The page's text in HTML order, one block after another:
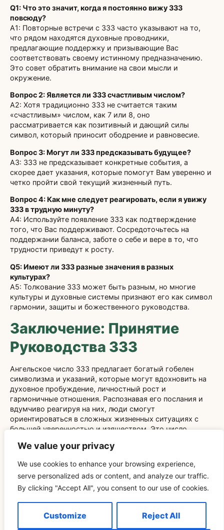
We value your privacy
We use cookies to enhance your browsing experience,
serve personalized ads or content, and analyze our traffic.
By clicking "Accept All", you consent to our use of cookies.
Customize Reject All
Q1: Что это значит, когда я постоянно вижу 333
повсюду?
А1: Повторные встречи с 333 часто указывают на то,
что рядом находятся духовные проводники,
предлагающие поддержку и призывающие Вас
соответствовать своему истинному предназначению.
Это совет обратить внимание на свои мысли и
окружение.
Вопрос 2: Является ли 333 счастливым числом?
A2: Хотя традиционно 333 не считается таким
«счастливым» числом, как 7 или 8, оно
рассматривается как позитивный и дающий силы
символ, который приносит ободрение и равновесие.
Вопрос 3: Могут ли 333 предсказывать будущее?
A3: 333 не предсказывает конкретные события, а
скорее дает указания, которые помогут Вам уверенно и
четко пройти свой текущий жизненный путь.
Вопрос 4: Как мне следует реагировать, если я увижу
333 в трудную минуту?
A4: Используйте появление 333 как подтверждение
того, что Вас поддерживают. Сосредоточьтесь на
поддержании баланса, заботе о себе и вере в то, что
трудности приведут к росту.
Q5: Имеют ли 333 разные значения в разных
культурах?
A5: Толкование 333 может быть разным, но многие
культуры и духовные системы признают его как символ
гармонии, защиты и божественного руководства.
Заключение: Принятие
Руководства 333
Ангельское число 333 предлагает богатый гобелен
символизма и указаний, которые могут вдохновить на
духовное пробуждение, личностный рост и
гармоничные отношения. Распознавая его послания и
вдумчиво реагируя на них, люди смогут
ориентироваться в сложных жизненных ситуациях с
большей уверенностью и изяществом. Это число
поддержка всегда доступна, поощряя
практическим аспектам жизни.
В конечном счете, принять 333 означает открыть себя
путешествию. Если Вы ищете ясности, мотивации или
уверенности, энергия 333 может осветить путь к более